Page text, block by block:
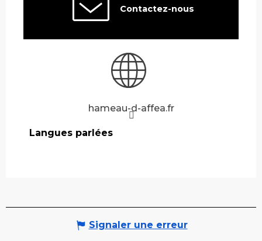
Contactez-nous
hameau-d-affea.fr
Langues parlées
Langues parlées
Signaler une erreur